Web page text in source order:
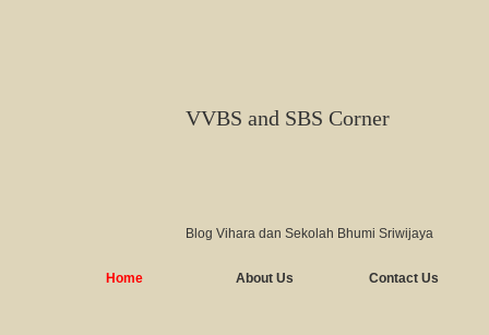
VVBS and SBS Corner
Blog Vihara dan Sekolah Bhumi Sriwijaya
Home About Us Contact Us